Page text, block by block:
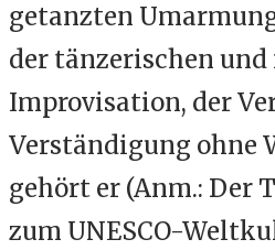
getanzten
der tänzerischen
Improvisation, der
Verständigung ohne
gehört er (Anm.: Der
zum UNESCO-